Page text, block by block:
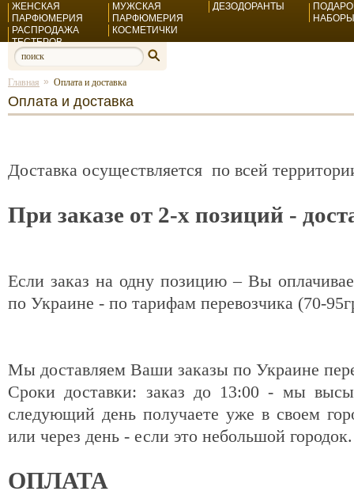
ЖЕНСКАЯ
ПАРФЮМЕРИЯ
МУЖСКАЯ
ПАРФЮМЕРИЯ
ДЕЗОДОРАНТЫ
НАБОРЫ
РАСПРОДАЖА
ТЕСТЕРОВ
КОСМЕТИЧКИ
Главная » Оплата и доставка
Оплата и доставка
Доставка осуществляется по всей
При заказе от 2-х позиций -
Если заказ на одну позицию – Вы
по Украине - по тарифам перевозчика (70-
Мы доставляем Ваши заказы по Украине
Сроки доставки: заказ до 13:00 - мы
следующий день получаете уже в своем
или через день - если это небольшой
ОПЛАТА